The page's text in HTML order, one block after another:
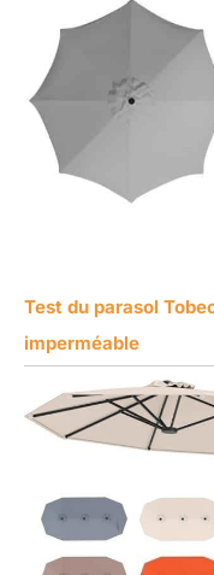
Test du parasol
imperméable